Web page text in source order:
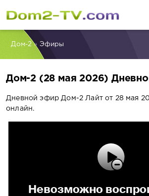
Дом-2» Эфиры
Дом-2 (28 мая 2026)
Дневной эфир Дом-2 Лайт от 28 мая
онлайн.